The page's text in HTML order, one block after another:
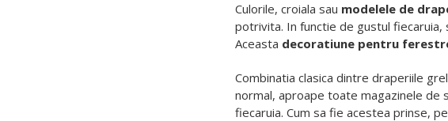
Culorile, croiala sau modelele de
potrivita. In functie de gustul fiecaruia,
Aceasta decoratiune pentru
Combinatia clasica dintre draperiile
normal, aproape toate magazinele de
fiecaruia. Cum sa fie acestea prinse,